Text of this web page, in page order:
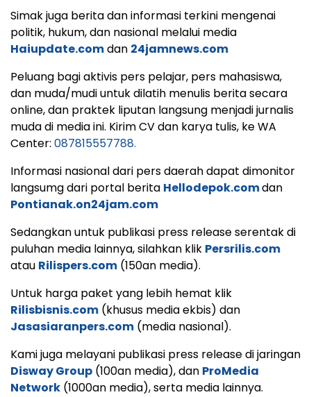
Simak juga berita dan informasi terkini mengenai
politik, hukum, dan nasional melalui media
Haiupdate.comdan 24jamnews.com
Peluang bagi aktivis pers pelajar, pers mahasiswa,
dan muda/mudi untuk dilatih menulis berita secara
online, dan praktek liputan langsung menjadi jurnalis
muda di media ini. Kirim CV dan karya tulis, ke WA
Center: 087815557788.
Informasi nasional dari pers daerah dapat dimonitor
langsumg dari portal berita Hellodepok.comdan
Pontianak.on24jam.com
Sedangkan untuk publikasi press release serentak di
puluhan media lainnya, silahkan klik Persrilis.com
atau Rilispers.com (150an media).
Untuk harga paket yang lebih hemat klik
Rilisbisnis.com (khusus media ekbis) dan
Jasasiaranpers.com (media nasional).
Kami juga melayani publikasi press release di jaringan
Disway Group (100an media), dan ProMedia
Network (1000an media), serta media lainnya.